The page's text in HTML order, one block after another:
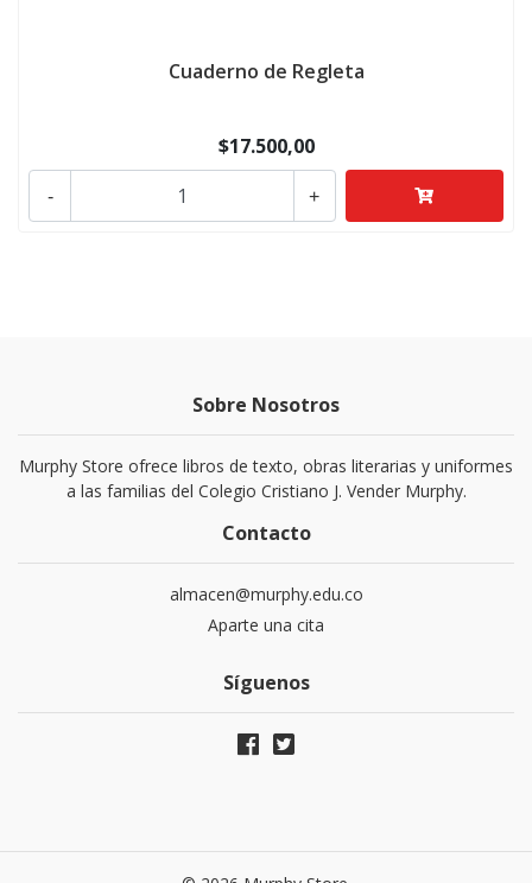
Cuaderno de Regleta
$17.500,00
+
-
Sobre Nosotros
Murphy Store ofrece libros de texto, obras literarias y uniformes
a las familias del Colegio Cristiano J. Vender Murphy.
Contacto
almacen@murphy.edu.co
Aparte una cita
Síguenos